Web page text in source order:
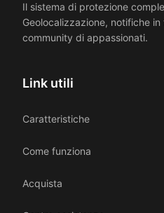
Il sistema di protezione
Geolocalizzazione, notifiche
community di appassionati.
Link utili
Caratteristiche
Come funziona
Acquista